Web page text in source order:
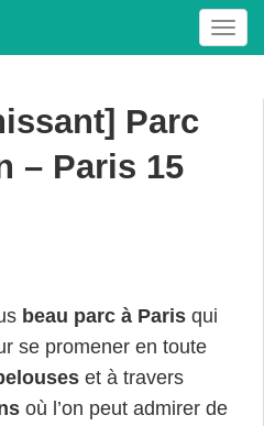
T
o
Parc
– Paris 15
beau parc à Paris qui
se promener en toute
et à travers
où l’on peut admirer de